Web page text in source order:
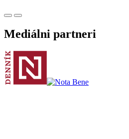
Mediálni partneri